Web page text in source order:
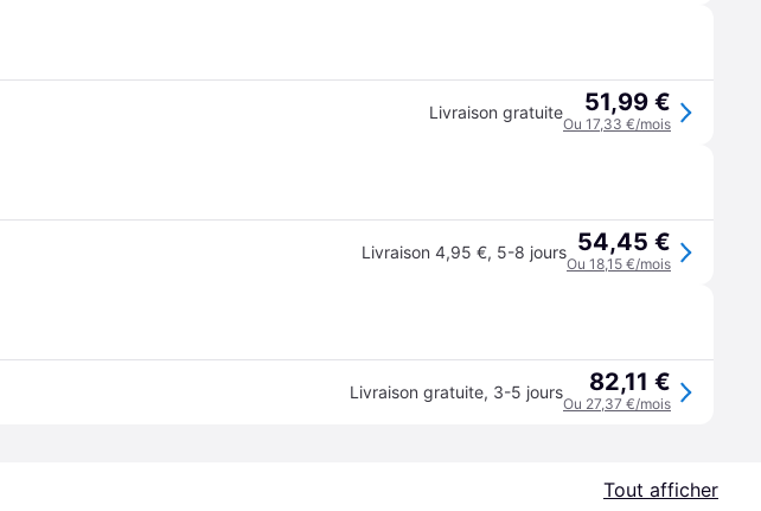
Livraison gratuite 51,99 €
Ou 17,33 €/mois
Livraison 4,95 €, 5-8 jours 54,45 €
Ou 18,15 €/mois
Livraison gratuite, 3-5 jours 82,11 €
Ou 27,37 €/mois
Tout afficher